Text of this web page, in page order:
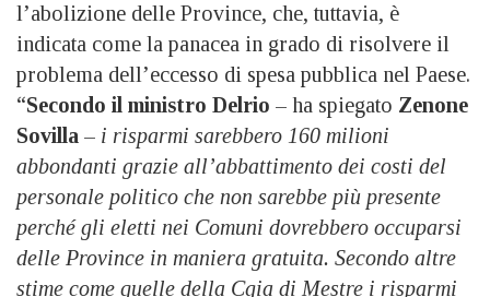
l’abolizione delle Province, che, tuttavia, è
indicata come la panacea in grado di risolvere il
problema dell’eccesso di spesa pubblica nel Paese.
“Secondo il ministro Delrio – ha spiegato Zenone
Sovilla – i risparmi sarebbero 160 milioni
abbondanti grazie all’abbattimento dei costi del
personale politico che non sarebbe più presente
perché gli eletti nei Comuni dovrebbero occuparsi
delle Province in maniera gratuita. Secondo altre
stime come quelle della Cgia di Mestre i risparmi